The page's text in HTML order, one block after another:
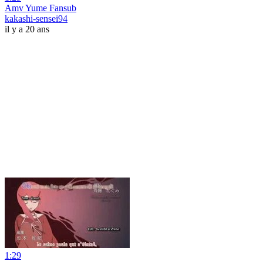
Amv Yume Fansub
kakashi-sensei94
il y a 20 ans
1:29